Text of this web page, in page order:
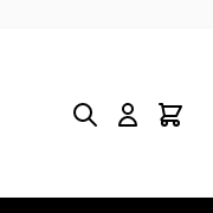
Rechercher
Panier